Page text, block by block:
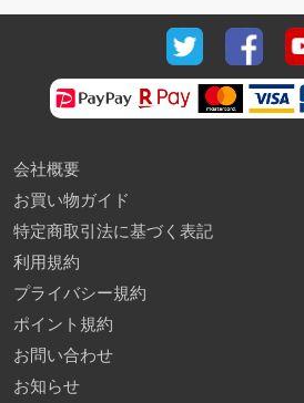
会社概要
お買い物ガイド
特定商取引法に基づく表記
利用規約
プライバシー規約
ポイント規約
お問い合わせ
お知らせ